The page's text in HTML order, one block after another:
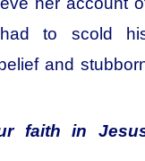
to scold
and
faith in